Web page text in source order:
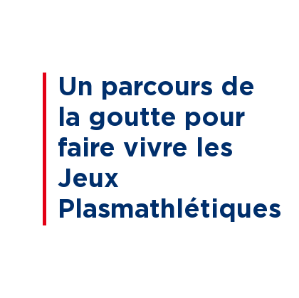
Un parcours de
la goutte pour
faire vivre les
Jeux
Plasmathlétiques